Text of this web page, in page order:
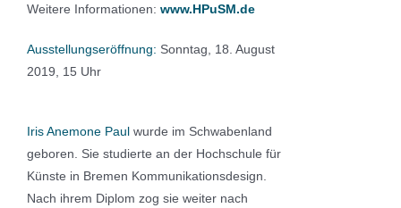
Weitere Informationen: www.HPuSM.de
Ausstellungseröffnung: Sonntag, 18. August
2019, 15 Uhr
Iris Anemone Paul wurde im Schwabenland
geboren. Sie studierte an der Hochschule für
Künste in Bremen Kommunikationsdesign.
Nach ihrem Diplom zog sie weiter nach